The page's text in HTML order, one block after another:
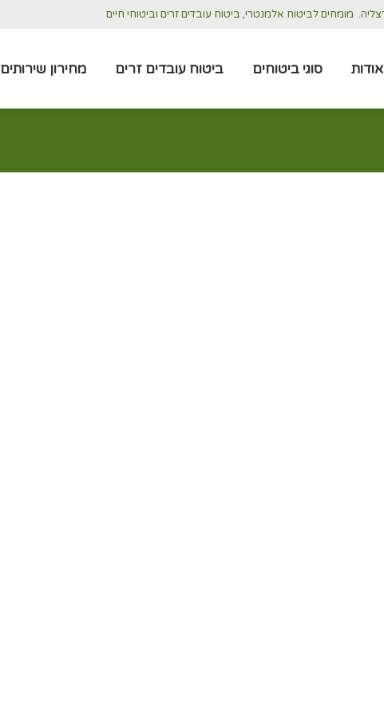
מומחים לביטוח אלמנטרי, ביטוח עובדים זרים וביטוחי חיים
אודות סוגי ביטוחים ביטוח עובדים זרים מחירון שירותים